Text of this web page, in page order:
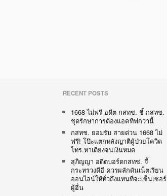
RECENT POSTS
1668 ไม่ฟรี อดีต กสทช. ชี้ กสทช.
ชุดรักษาการต้องแอคทีฟกว่านี้
กสทช. ยอมรับ สายด่วน 1668 ไม่
ฟรี! โป๊ะแตกหลังญาติผู้ป่วยโควิด
โทร.หาเตียงจนเงินหมด
สุภิญญา อดีตบอร์ดกสทช. จี้
กระทรวงดีอี ควรผลักดันเน็ตเรียน
ออนไลน์ให้ทั่วถึงแทนที่จะเซ็นเซอร์
ผู้อื่น